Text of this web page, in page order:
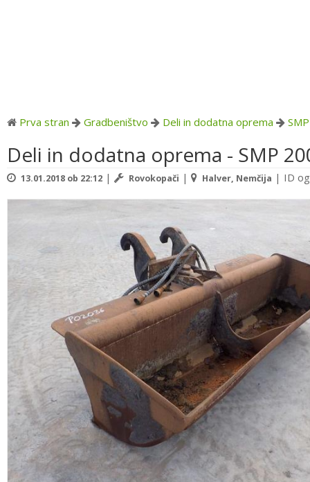
Prva stran Gradbeništvo Deli in dodatna oprema SMP
Deli in dodatna oprema - SMP
13.01.2018 ob 22:12 | Rovokopači | Halver, Nemčija | ID